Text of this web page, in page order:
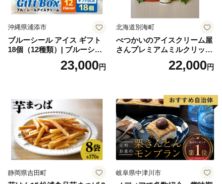
沖縄県浦添市
ブルーシール アイス ギフト
18個（12種類）| ブルーシー
ルアイス ブルーシールアイ
スクリーム 着日指定可能 送
誕生日 カップ 詰め合わせ バ
ラエティ | バニラ チョコレー
ト ストロベリー ピスタチオ
バニラ＆クッキー ウベ 沖縄
紅イモ 塩ちんすこう 沖縄シ
ークヮーサー 沖縄黒糖 琉球
ロイヤルミルクティ 沖縄パ
イン
23,000円
北海道別海町
べつかいのアイスクリーム屋
さんプレミアムミルクリッチ
12個（AP-01）（ 北海道アイ
ス 北海道産アイス アイス ア
道産アイス 道産アイスクリ
ーム ギフト 詰合せ 詰め合わ
せ ふるさと納税 ）
22,000円
静岡県吉田町 岐阜県中津川市